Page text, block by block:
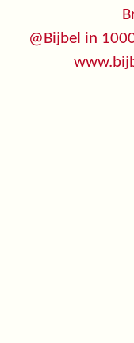
@Bijbel in